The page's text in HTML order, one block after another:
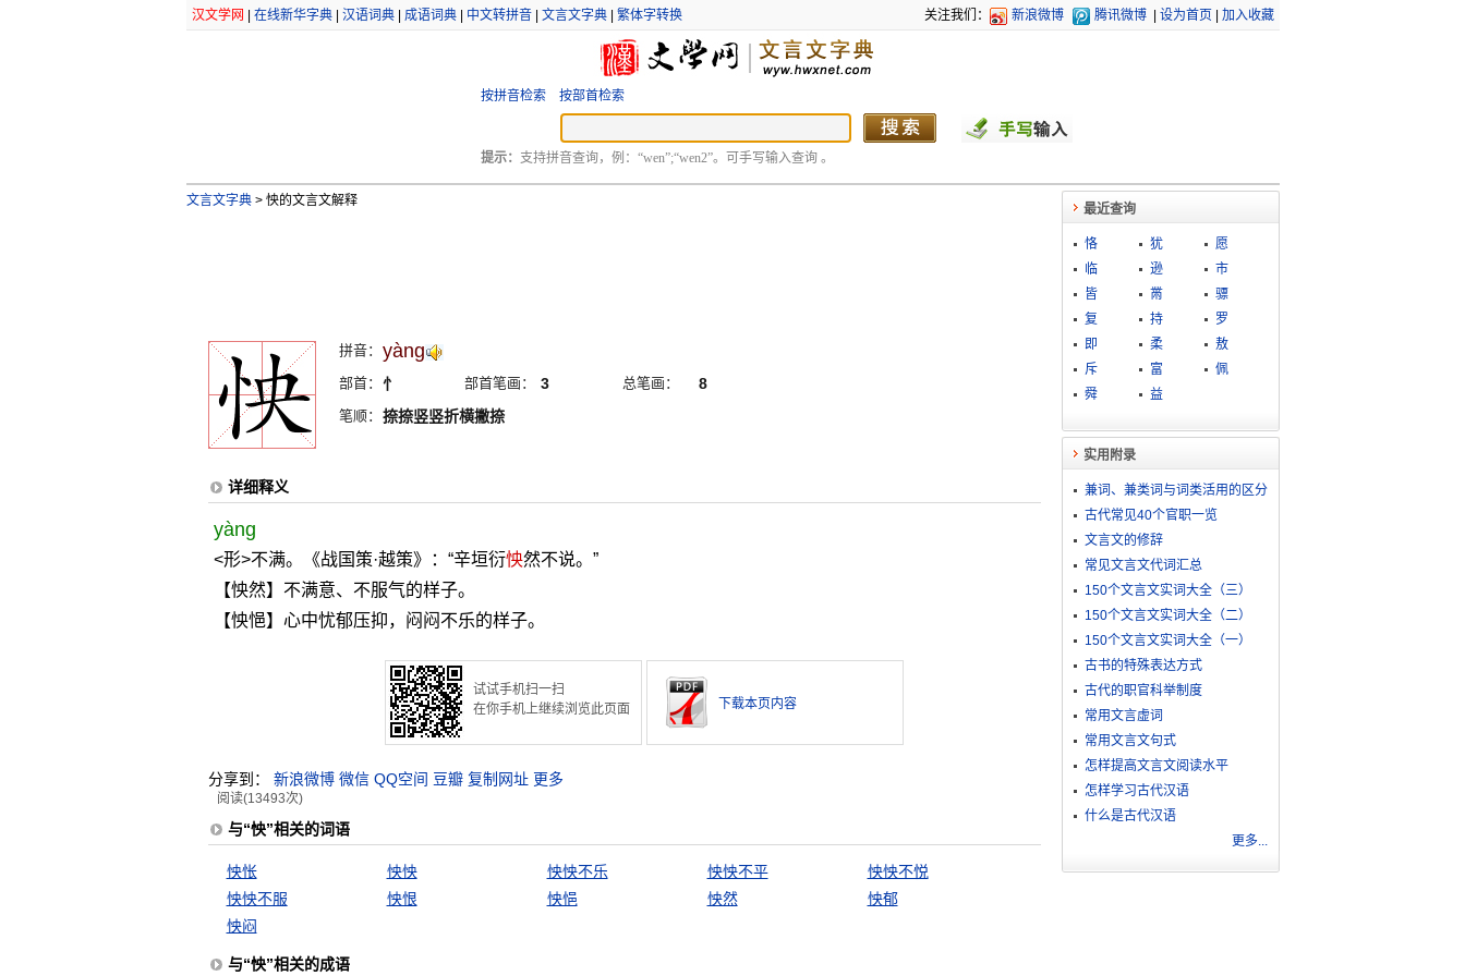
汉文学网 在线新华字典| 汉语词典| 成语词典| 中文转拼音| 文言文字典| 繁体字转换 关注我们： 新浪微博 腾讯微博 设为首页 加入收藏
按拼音检索 按部首检索
提示： 支持拼音查询，例：“wen”;“wen2”。可手写输入查询 。
文言文字典 >怏的文言文解释
拼音： yàng
部首： 忄 部首笔画： 3 总笔画： 8
笔顺： 捺捺竖竖折横撇捺
详细释义
yàng
<形>不满。《战国策·越策》：“辛垣衍怏然不说。”
【怏然】不满意、不服气的样子。
【怏悒】心中忧郁压抑，闷闷不乐的样子。
试试手机扫一扫
在你手机上继续浏览此页面
下载本页内容
分享到： 新浪微博 微信 QQ空间 豆瓣 复制网址 更多
阅读(13493次)
与“怏”相关的词语
怏怅 怏怏 怏怏不乐 怏怏不平
怏怏不悦
怏怏不服
怏恨 怏悒 怏然
怏郁
怏闷
与“怏”相关的成语
最近查询
恪 犹
愿
临
逊
市
皆
黹
骠
复
持
罗
即
柔
敖
斥
富
佩
舜
益
实用附录
兼词、兼类词与词类活用的区分
古代常见40个官职一览
文言文的修辞
常见文言文代词汇总
150个文言文实词大全（三）
150个文言文实词大全（二）
150个文言文实词大全（一）
古书的特殊表达方式
古代的职官科举制度
常用文言虚词
常用文言文句式
怎样提高文言文阅读水平
怎样学习古代汉语
什么是古代汉语
更多...